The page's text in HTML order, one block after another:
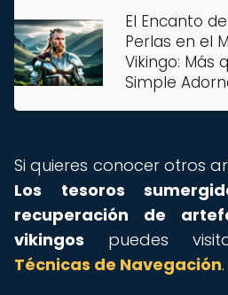
El Encanto
Perlas en el
Vikingo: Más
Simple
Si quieres conocer otros
Los tesoros
recuperación de
vikingos puedes
Técnicas de Navegación.